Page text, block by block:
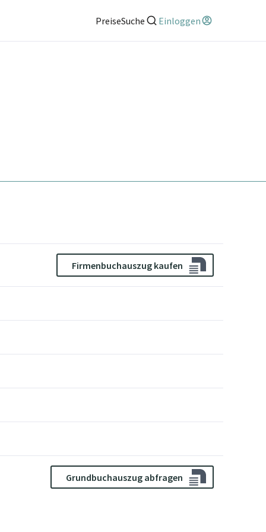
PreiseSuche Einloggen
Firmenbuchauszug kaufen
Grundbuchauszug abfragen